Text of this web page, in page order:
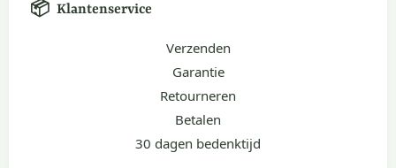
📦 Klantenservice
Verzenden
Garantie
Retourneren
Betalen
30 dagen bedenktijd